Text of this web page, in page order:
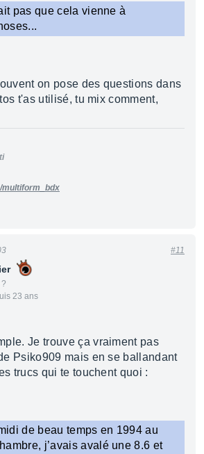
pas que cela vienne à
on pose des questions dans
t'as utilisé, tu mix comment,
multiform_bdx
23 ans
#11
Je trouve ça vraiment pas
Psiko909 mais en se ballandant
trucs qui te touchent quoi :
de beau temps en 1994 au
j’avais avalé une 8.6 et